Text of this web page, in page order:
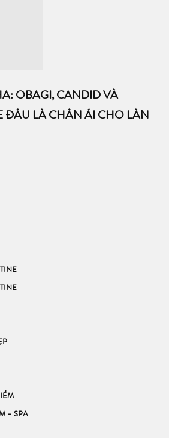
OBAGI, CANDID VÀ
ĐÂU LÀ CHÂN ÁI CHO LÀN
– SPA